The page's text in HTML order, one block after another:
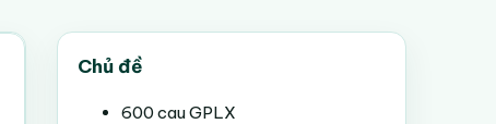
Chủ đề
600 cau GPLX